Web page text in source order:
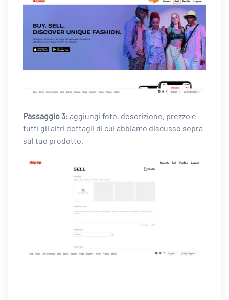
Passaggio 3:aggiungi foto, descrizione, prezzo e
tutti gli altri dettagli di cui abbiamo discusso sopra
sul tuo prodotto.